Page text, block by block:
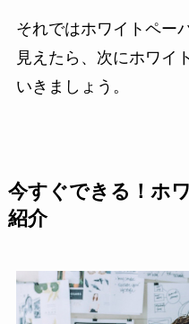
それではホワイトペー
見えたら、次にホワイ
いきましょう。
今すぐできる！ホ
紹介